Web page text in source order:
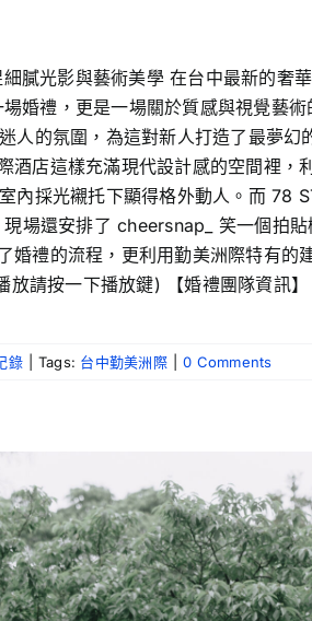
膩光影與藝術美學 在台中最新的
婚禮，更是一場關於質感與視覺
人的氛圍，為這對新人打造了最夢
酒店這樣充滿現代設計感的空間裡
內採光襯托下顯得格外動人。而 78
場還安排了 cheersnap_ 笑一個拍
禮的流程，更利用勤美洲際特有
放請按一下播放鍵) 【婚禮團隊資
錄 Tags: 台中勤美洲際 0 Comments